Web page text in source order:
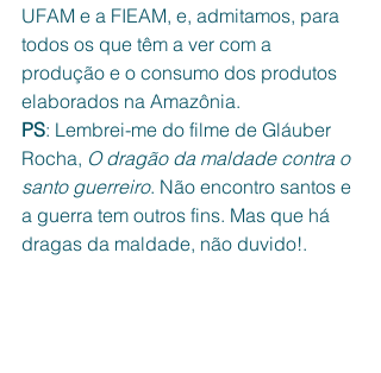
UFAM e a FIEAM, e, admitamos, para
todos os que têm a ver com a
produção e o consumo dos produtos
elaborados na Amazônia.
PS: Lembrei-me do filme de Gláuber
Rocha, O dragão da maldade contra o
santo guerreiro. Não encontro santos e
a guerra tem outros fins. Mas que há
dragas da maldade, não duvido!.